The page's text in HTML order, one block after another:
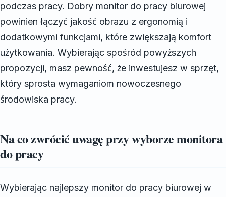
podczas pracy. Dobry monitor do pracy biurowej
powinien łączyć jakość obrazu z ergonomią i
dodatkowymi funkcjami, które zwiększają komfort
użytkowania. Wybierając spośród powyższych
propozycji, masz pewność, że inwestujesz w sprzęt,
który sprosta wymaganiom nowoczesnego
środowiska pracy.
Na co zwrócić uwagę przy wyborze monitora
do pracy
Wybierając najlepszy monitor do pracy biurowej w